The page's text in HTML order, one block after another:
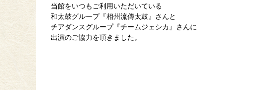
当館をいつもご利用いただいている
和太鼓グループ『相州流傳太鼓』さんと
チアダンスグループ『チームジェシカ』さんに
出演のご協力を頂きました。